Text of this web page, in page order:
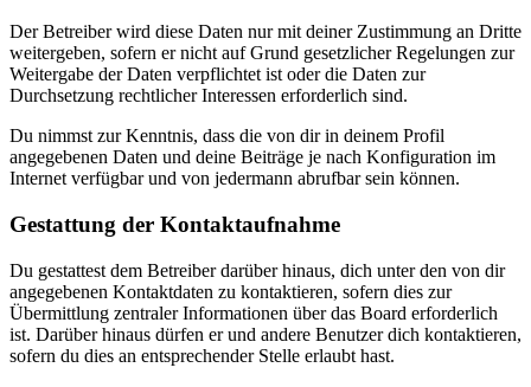
Der Betreiber wird diese Daten nur mit deiner Zustimmung an Dritte
weitergeben, sofern er nicht auf Grund gesetzlicher Regelungen zur
Weitergabe der Daten verpflichtet ist oder die Daten zur
Durchsetzung rechtlicher Interessen erforderlich sind.
Du nimmst zur Kenntnis, dass die von dir in deinem Profil
angegebenen Daten und deine Beiträge je nach Konfiguration im
Internet verfügbar und von jedermann abrufbar sein können.
Gestattung der Kontaktaufnahme
Du gestattest dem Betreiber darüber hinaus, dich unter den von dir
angegebenen Kontaktdaten zu kontaktieren, sofern dies zur
Übermittlung zentraler Informationen über das Board erforderlich
ist. Darüber hinaus dürfen er und andere Benutzer dich kontaktieren,
sofern du dies an entsprechender Stelle erlaubt hast.